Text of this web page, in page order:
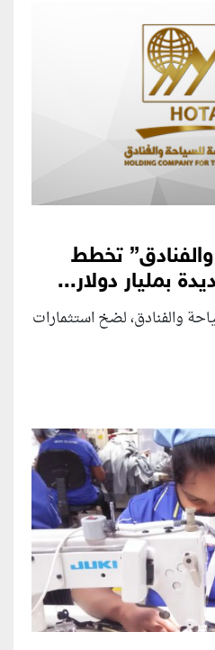
تخطط
بمليار دولار...
والفنادق، لضخ استثمارات